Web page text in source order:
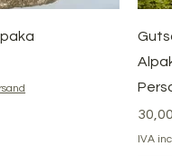
rapida
IVA